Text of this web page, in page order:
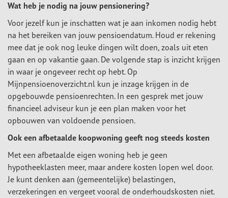
Wat heb je nodig na jouw pensionering?
Voor jezelf kun je inschatten wat je aan inkomen nodig hebt
na het bereiken van jouw pensioendatum. Houd er rekening
mee dat je ook nog leuke dingen wilt doen, zoals uit eten
gaan en op vakantie gaan. De volgende stap is inzicht krijgen
in waar je ongeveer recht op hebt. Op
Mijnpensioenoverzicht.nl kun je inzage krijgen in de
opgebouwde pensioenrechten. In een gesprek met jouw
financieel adviseur kun je een plan maken voor het
opbouwen van voldoende pensioen.
Ook een afbetaalde koopwoning geeft nog steeds kosten
Met een afbetaalde eigen woning heb je geen
hypotheeklasten meer, maar andere kosten lopen wel door.
Je kunt denken aan (gemeentelijke) belastingen,
verzekeringen en vergeet vooral de onderhoudskosten niet.